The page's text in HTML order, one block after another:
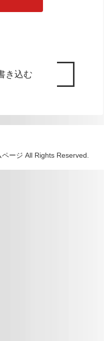
き込む
ージ All Rights Reserved.